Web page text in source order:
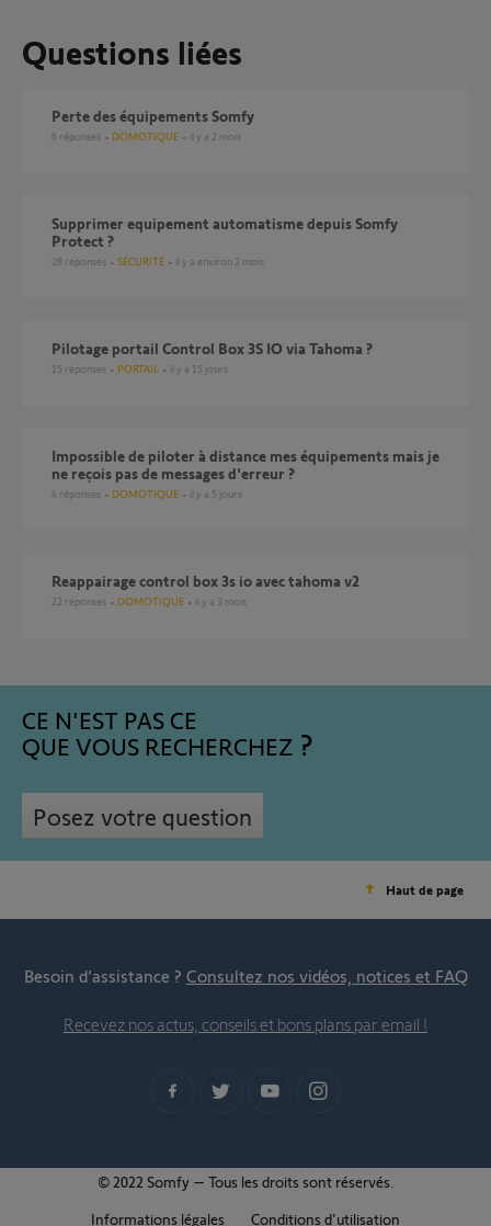
Questions liées
Perte des équipements Somfy
6 réponses DOMOTIQUE il y a 2 mois
Supprimer equipement automatisme depuis Somfy
Protect ?
28 réponses SÉCURITÉ il y a environ 2 mois
Pilotage portail Control Box 3S IO via Tahoma ?
15 réponses PORTAIL il y a 15 jours
Impossible de piloter à distance mes équipements mais je
ne reçois pas de messages d'erreur ?
4 réponses DOMOTIQUE il y a 5 jours
Reappairage control box 3s io avec tahoma v2
22 réponses DOMOTIQUE il y a 3 mois
CE N'EST PAS CE
QUE VOUS RECHERCHEZ
Posez votre question
Haut de page
Besoin d’assistance ? Consultez nos vidéos, notices et FAQ
Recevez nos actus, conseils et bons plans par email !
© 2022 Somfy – Tous les droits sont réservés.
Informations légales
Conditions d'utilisation